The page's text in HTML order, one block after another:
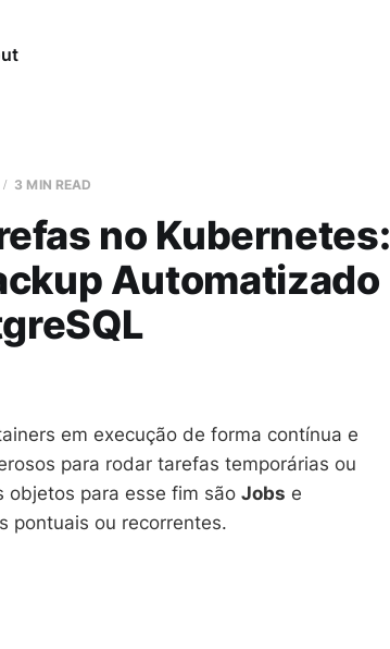
3 MIN READ
no Kubernetes:
Automatizado
em execução de forma contínua e
para rodar tarefas temporárias ou
objetos para esse fim são Jobs e
pontuais ou recorrentes.